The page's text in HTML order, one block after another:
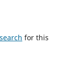
for this